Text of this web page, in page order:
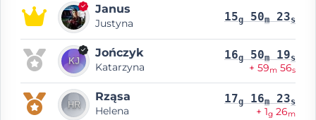
Janus
Justyna 15g 50m 23s
Jończyk
Katarzyna
16g 50m 19s
+ 59m 56s
Rząsa
Helena
17g 16m 23s
+ 1g 26m